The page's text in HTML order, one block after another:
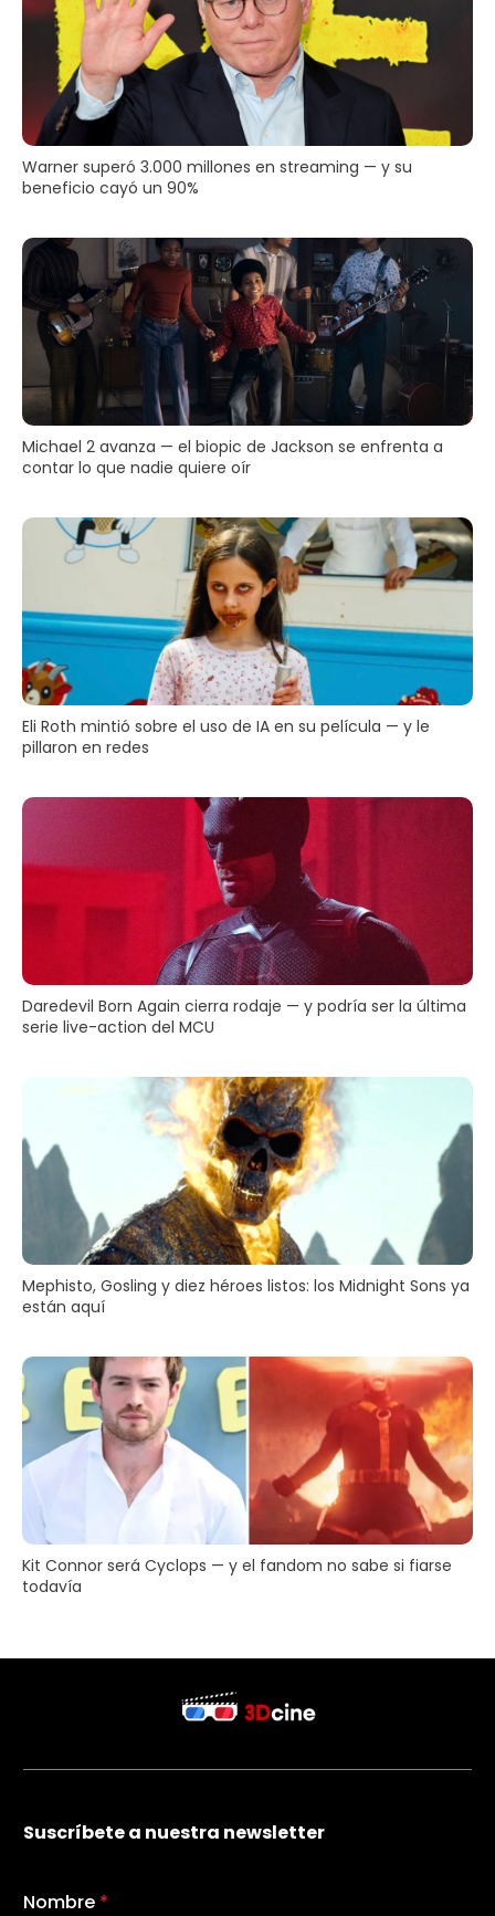
Warner superó 3.000 millones en streaming — y su
beneficio cayó un 90%
Michael 2 avanza — el biopic de Jackson se enfrenta a
contar lo que nadie quiere oír
Eli Roth mintió sobre el uso de IA en su película — y le
pillaron en redes
Daredevil Born Again cierra rodaje — y podría ser la última
serie live-action del MCU
Mephisto, Gosling y diez héroes listos: los Midnight Sons ya
están aquí
Kit Connor será Cyclops — y el fandom no sabe si fiarse
todavía
Suscríbete a nuestra newsletter
Nombre *